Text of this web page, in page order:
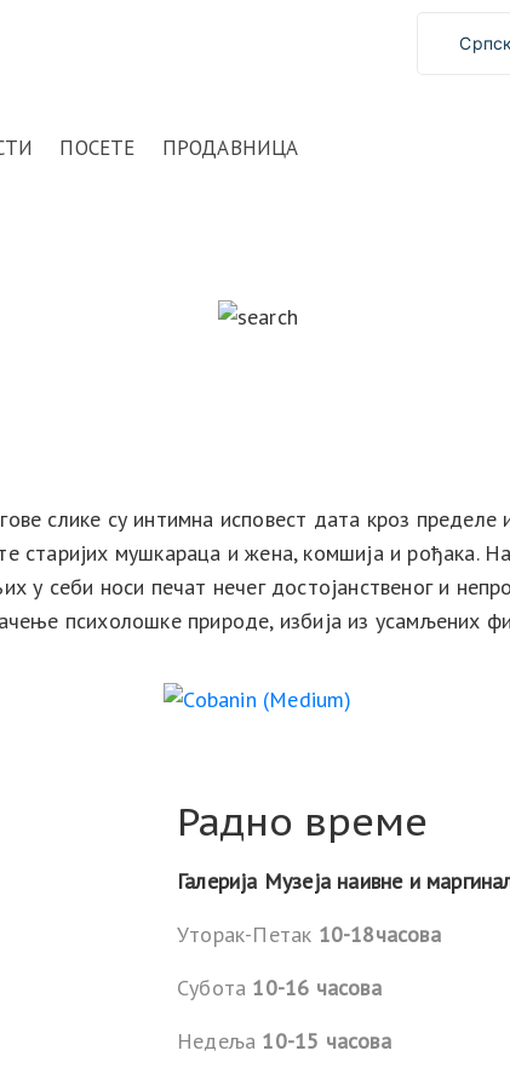
ПОСЕТЕ ПРОДАВНИЦА
слике су интимна исповест дата кроз пределе
старијих мушкараца и жена, комшија и рођака.
у себи носи печат нечег достојанственог и
психолошке природе, избија из усамљених
Радно време
Галерија Музеја наивне и
Уторак-Петак 10-18часова
Субота 10-16 часова
Недеља 10-15 часова